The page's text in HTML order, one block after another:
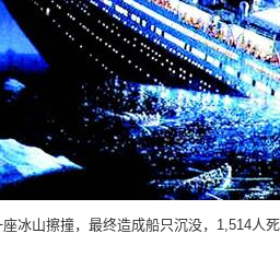
冰山擦撞，最终造成船只沉没，1,514人